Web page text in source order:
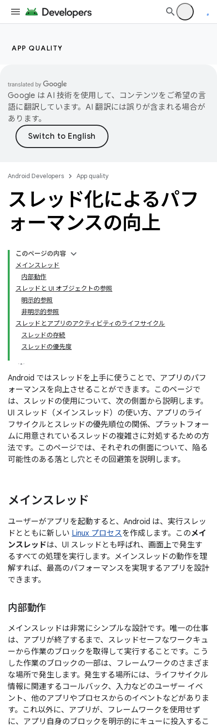
APP QUALITY
Google は AI 技術を使用して、コンテンツをご希望の言
語に翻訳しています。AI 翻訳には誤りが含まれる場合が
あります。
Android Developers App quality
スレッド化によるパフ
ォーマンスの向上
このページの内容
メインスレッド
内部動作
スレッドと UI オブジェクトの参照
明示的参照
非明示的参照
スレッドとアプリのアクティビティのライフサイクル
スレッドの存続
スレッドの優先度
Android ではスレッドを上手に使うことで、アプリのパフ
ォーマンスを向上させることができます。このページで
は、スレッドの使用について、次の側面から説明します。
UI スレッド（メインスレッド）の使い方、アプリのライ
フサイクルとスレッドの優先順位の関係、プラットフォー
ムに用意されているスレッドの複雑さに対処するための方
法です。このページでは、それぞれの側面について、陥る
可能性のある落とし穴とその回避策を説明します。
メインスレッド
ユーザーがアプリを起動すると、Android は、実行スレッ
ドとともに新しい Linux プロセスを作成します。このメイ
ンスレッドは、UI スレッドとも呼ばれ、画面上で発生す
るすべての処理を実行します。メインスレッドの動作を理
解すれば、最高のパフォーマンスを実現するアプリを設計
できます。
内部動作
メインスレッドは非常にシンプルな設計です。唯一の仕事
は、アプリが終了するまで、スレッドセーフなワークキュ
ーから作業のブロックを取得して実行することです。こう
した作業のブロックの一部は、フレームワークのさまざま
な場所で発生します。発生する場所には、ライフサイクル
情報に関連するコールバック、入力などのユーザー イベ
ント、他のアプリやプロセスからのイベントなどがありま
す。これ以外に、アプリが、フレームワークを使用せず
に、アプリ自身のブロックを明示的にキューに投入するこ